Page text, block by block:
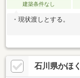
建築条件なし
・現状渡しとする。
石川県かほ